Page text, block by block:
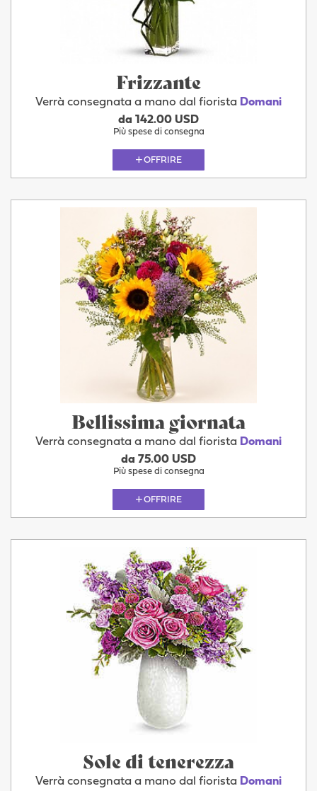
Frizzante
Verrà consegnata a mano dal fiorista Domani
da 142.00 USD
Più spese di consegna
OFFRIRE
Bellissima giornata
Verrà consegnata a mano dal fiorista Domani
da 75.00 USD
Più spese di consegna
OFFRIRE
Sole di tenerezza
Verrà consegnata a mano dal fiorista Domani